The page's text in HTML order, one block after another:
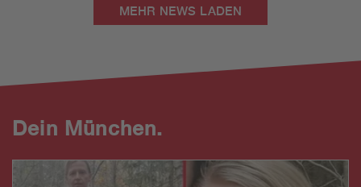
MEHR NEWS LADEN
Dein München.